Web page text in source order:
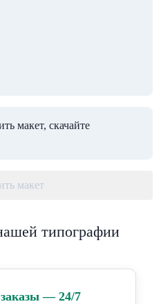
макет, скачайте
макет
типографии
— 24/7